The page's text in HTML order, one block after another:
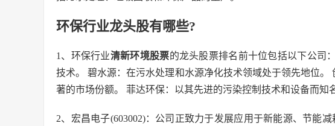
环保行业龙头股有哪些?
1、环保行业清新环境股票的龙头股票排名前十位包括以下公司
技术。 碧水源：在污水处理和水源净化技术领域处于领先地位
著的市场份额。 菲达环保：以其先进的污染控制技术和设备而知
2、宏昌电子(603002)：公司正致力于发展应用于新能源、节能